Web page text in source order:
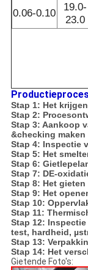
0.06-0.10
19.0-
23.0
Stap 1: Het
Stap 2:
Stap 3: Aankoop
&checking maken
Stap 4: Inspectie
Stap 5: Het
Stap 6:
Stap 7: DE-
Stap 8: Het gieten
Stap 9: Het
Stap 10:
Stap 11:
Stap 12:
test, hardheid,
Stap 13:
Stap 14: Het
Gietende Foto's: